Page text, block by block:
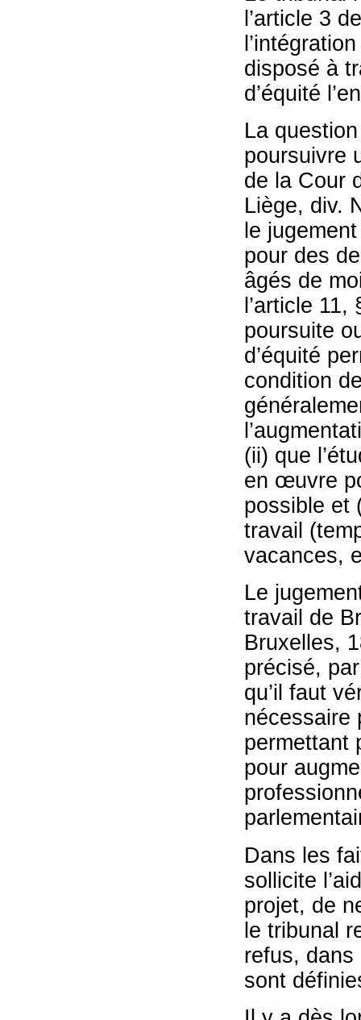
l’article 3
disposé à
d’équité
La
poursuivre
de la Cour
Liège, div.
le
pour des
âgés de
l’article
poursuite
d’équité
condition
(ii) que
en œuvre
possible et
travail
vacances,
Le
travail de
Bruxelles,
précisé,
qu’il faut
nécessaire
permettant
pour
Dans les
sollicite
projet, de
le tribunal
refus, dans
sont